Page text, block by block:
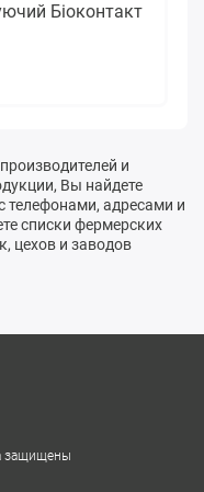
Біоконтакт
и
Вы найдете
телефонами, адресами и
списки фермерских
цехов и заводов
защищены